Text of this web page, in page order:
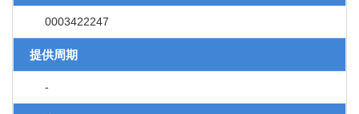
0003422247
提供周期
-